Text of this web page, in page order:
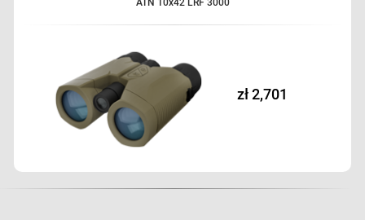
ATN 10x42 LRF 3000
zł 2,701